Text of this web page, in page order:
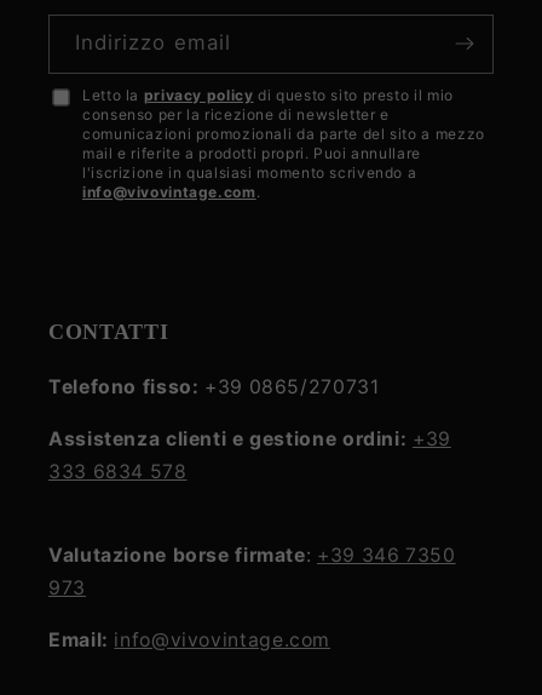
Indirizzo email
Accetto
privacy
policy
Letto la privacy policy di questo sito presto il mio
consenso per la ricezione di newsletter e
comunicazioni promozionali da parte del sito a mezzo
mail e riferite a prodotti propri. Puoi annullare
l'iscrizione in qualsiasi momento scrivendo a
info@vivovintage.com .
CONTATTI
Telefono fisso: +39 0865/270731
Assistenza clienti e gestione ordini: +39
333 6834 578
Valutazione borse firmate: +39 346 7350
973
Email: info@vivovintage.com